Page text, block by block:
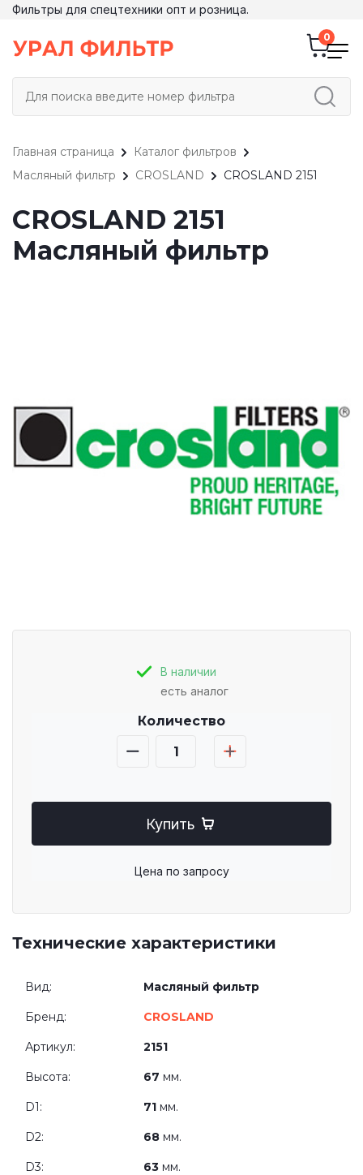
Фильтры для спецтехники опт и розница.
Главная страница
Каталог фильтров
Масляный фильтр
CROSLAND CROSLAND 2151
CROSLAND 2151
Масляный фильтр
В наличии
есть аналог
Количество
Купить
Цена по запросу
Технические характеристики
Вид: Масляный фильтр
Бренд: CROSLAND
Артикул: 2151
Высота: 67 мм.
D1: 71 мм.
D2: 68 мм.
D3: 63 мм.